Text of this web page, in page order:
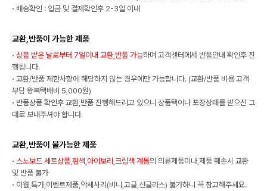
· 배송확인 : 입금 및 결제확인후 2-3일 이내
교환,반품이 가능한 제품
· 상품 받은 날로부터 7일이내 교환,반품 가능하며 고객센터에서 반품안내 확인후 진
행됩니다.
· 교환/반품 제한사항에 해당하지 않는 경우에만 가능합니다. (교환/반품 비용 고객
부담 왕복택배비 5,000원)
· 반품상품 확인후 교환,반품 진행해드리고 있으니 상품택이나 포장상태를 받으신 그
대로 보내주셔야 합니다.
교환,반품이 불가능한 제품
· 스노보드 세트상품,흰색,아이보리,크림색 계통의 의류제품이나,제품 훼손시 교환
및 반품 불가
· 이월,특가,이벤트제품,악세사리(비니,고글,선글라스) 불가하니 꼭 참고해주세요.